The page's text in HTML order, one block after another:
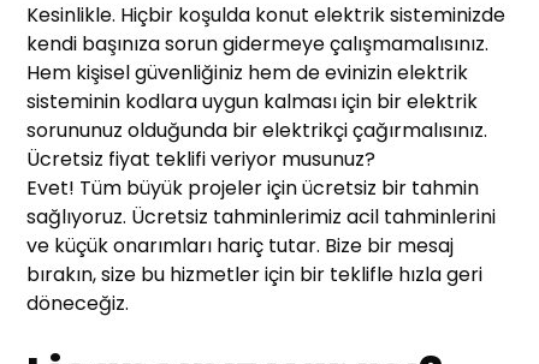
Kesinlikle. Hiçbir koşulda konut elektrik sisteminizde
kendi başınıza sorun gidermeye çalışmamalısınız.
Hem kişisel güvenliğiniz hem de evinizin elektrik
sisteminin kodlara uygun kalması için bir elektrik
sorununuz olduğunda bir elektrikçi çağırmalısınız.
Ücretsiz fiyat teklifi veriyor musunuz?
Evet! Tüm büyük projeler için ücretsiz bir tahmin
sağlıyoruz. Ücretsiz tahminlerimiz acil tahminlerini
ve küçük onarımları hariç tutar. Bize bir mesaj
bırakın, size bu hizmetler için bir teklifle hızla geri
döneceğiz.